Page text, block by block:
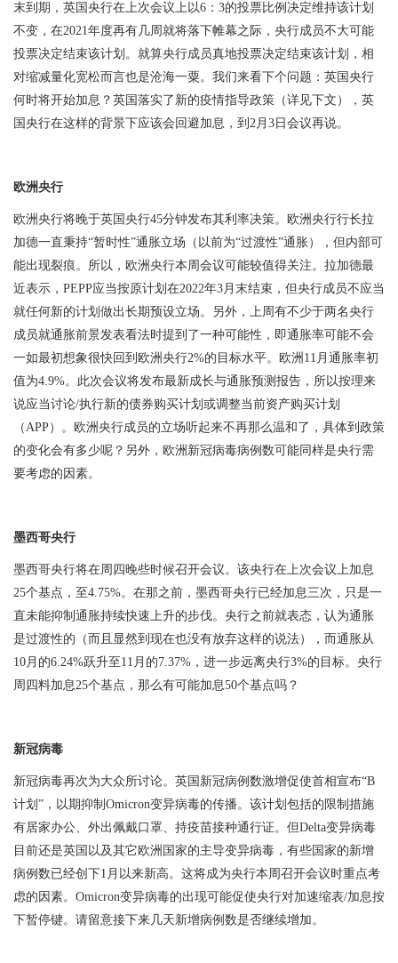
末到期，英国央行在上次会议上以6 ： 3的投票比例决定维持该计划
不变，在2021年度再有几周就将落下帷幕之际，央行成员不大可能
投票决定结束该计划。就算央行成员真地投票决定结束该计划，相
对缩减量化宽松而言也是沧海一粟。我们来看下个问题：英国央行
何时将开始加息？英国落实了新的疫情指导政策（详见下文），英
国央行在这样的背景下应该会回避加息，到 2月 3 日会议再说。
欧洲央行
欧洲央行将晚于英国央行45分钟发布其利率决策。欧洲央行行长拉
加德一直秉持“暂时性”通胀立场（以前为“过渡性”通胀），但内部可
能出现裂痕。所以，欧洲央行本周会议可能较值得关注。拉加德最
近表示， PEPP应当按原计划在2022年3月末结束，但央行成员不应当
就任何新的计划做出长期预设立场。另外，上周有不少于两名央行
成员就通胀前景发表看法时提到了一种可能性，即通胀率可能不会
一如最初想象很快回到欧洲央行2%的目标水平。欧洲 11 月通胀率初
值为4.9%。此次会议将发布最新成长与通胀预测报告，所以按理来
说应当讨论/执行新的债券购买计划或调整当前资产购买计划
（APP）。欧洲央行成员的立场听起来不再那么温和了，具体到政策
的变化会有多少呢？另外，欧洲新冠病毒病例数可能同样是央行需
要考虑的因素。
墨西哥央行
墨西哥央行将在周四晚些时候召开会议。该央行在上次会议上加息
25个基点，至4.75%。在那之前，墨西哥央行已经加息三次，只是一
直未能抑制通胀持续快速上升的步伐。央行之前就表态，认为通胀
是过渡性的（而且显然到现在也没有放弃这样的说法），而通胀从
10月的6.24%跃升至 11 月的7.37% ，进一步远离央行3%的目标。央行
周四料加息25个基点，那么有可能加息50个基点吗？
新冠病毒
新冠病毒再次为大众所讨论。英国新冠病例数激增促使首相宣布“B
计划”，以期抑制 Omicron变异病毒的传播。该计划包括的限制措施
有居家办公、外出佩戴口罩、持疫苗接种通行证。但Delta变异病毒
目前还是英国以及其它欧洲国家的主导变异病毒，有些国家的新增
病例数已经创下1 月以来新高。这将成为央行本周召开会议时重点考
虑的因素。 Omicron变异病毒的出现可能促使央行对加速缩表/加息按
下暂停键。请留意接下来几天新增病例数是否继续增加。